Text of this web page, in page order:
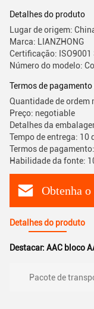
Detalhes do produto
Lugar de origem:
Marca: LIANZHONG
Certificação: ISO9001
Número do modelo:
Termos de pagamento
Quantidade de ordem
Preço: negotiable
Detalhes da
Tempo de entrega:
Termos de
Habilidade da fonte:
Obtenha
Detalhes do produto
Destacar: AAC bloco
Pacote de